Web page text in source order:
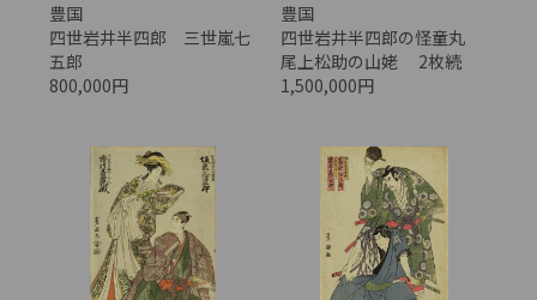
豊国
四世岩井半四郎 三世嵐七
五郎
800,000円
豊国
四世岩井半四郎の怪童丸
尾上松助の山姥 2枚続
1,500,000円